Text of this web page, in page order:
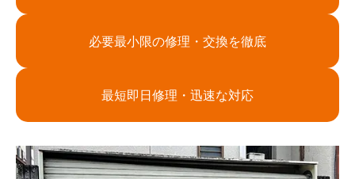
必要最小限の修理・交換を徹底
最短即日修理・迅速な対応